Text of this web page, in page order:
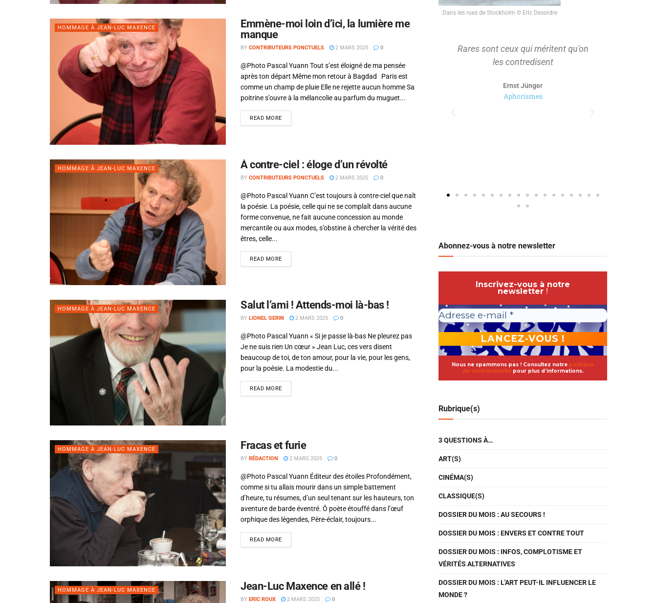
HOMMAGE À JEAN-LUC MAXENCE
Emmène-moi loin d’ici, la lumière me
manque
BY CONTRIBUTEURS PONCTUELS 2 MARS 2025 0
@Photo Pascal Yuann Tout s’est éloigné de ma pensée
après ton départ Même mon retour à Bagdad Paris est
comme un champ de pluie Elle ne rejette aucun homme Sa
poitrine s’ouvre à la mélancolie au parfum du muguet...
READ MORE
HOMMAGE À JEAN-LUC MAXENCE À contre-ciel : éloge d’un révolté
BY CONTRIBUTEURS PONCTUELS 2 MARS 2025 0
@Photo Pascal Yuann C’est toujours à contre-ciel que naît
la poésie. La poésie, celle qui ne se complaît dans aucune
forme convenue, ne fait aucune concession au monde
mercantile ou aux modes, s’obstine à chercher la vérité des
êtres, celle...
READ MORE
HOMMAGE À JEAN-LUC MAXENCE Salut l’ami ! Attends-moi là-bas !
BY LIONEL GERIN 2 MARS 2025 0
@Photo Pascal Yuann « Si je passe là-bas Ne pleurez pas
Je ne suis rien Un cœur » Jean Luc, ces vers disent
beaucoup de toi, de ton amour, pour la vie, pour les gens,
pour la poésie. La modestie du...
READ MORE
HOMMAGE À JEAN-LUC MAXENCE Fracas et furie
BY RÉDACTION 2 MARS 2025 0
@Photo Pascal Yuann Éditeur des étoiles Profondément,
comme si tu allais mourir dans un simple battement
d’heure, tu résumes, d’un seul tenant sur les hauteurs, ton
aventure de barde éventré. Ô poète étouffé dans l’œuf
orphique des légendes, Père-éclair, toujours...
READ MORE
HOMMAGE À JEAN-LUC MAXENCE Jean-Luc Maxence en allé !
BY ERIC ROUX 2 MARS 2025 0
Dans les rues de Stockholm © Eric Desordre
Si tu veux arrêter de faire ce que tu
fais, arrête d'être ce que tu n'es
pas.
Alejandro Jodorowsky
Rares sont ceux qui méritent qu'on
les contredisent
Ernst Jünger
Aphorismes
Abonnez-vous à notre newsletter
Inscrivez-vous à notre
newsletter !
Nous ne spammons pas ! Consultez notre politique
de confidentialité pour plus d’informations.
Rubrique(s)
3 QUESTIONS À…
ART(S)
CINÉMA(S)
CLASSIQUE(S)
DOSSIER DU MOIS : AU SECOURS !
DOSSIER DU MOIS : ENVERS ET CONTRE TOUT
DOSSIER DU MOIS : INFOS, COMPLOTISME ET
VÉRITÉS ALTERNATIVES
DOSSIER DU MOIS : L'ART PEUT-IL INFLUENCER LE
MONDE ?